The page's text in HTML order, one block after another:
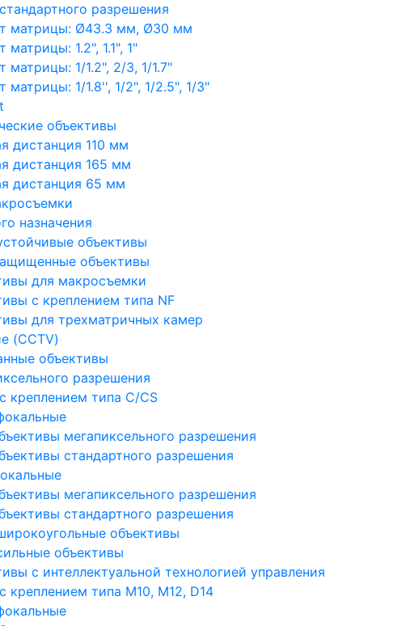
разрешения
матрицы: Ø43.3 мм, Ø30 мм
матрицы: 1.2", 1.1", 1"
матрицы: 1/1.2", 2/3, 1/1.7"
матрицы: 1/1.8'', 1/2", 1/2.5", 1/3"
объективы
дистанция 110 мм
дистанция 165 мм
дистанция 65 мм
назначения
объективы
объективы
для макросъемки
с креплением типа NF
для трехматричных камер
(CCTV)
объективы
разрешения
креплением типа C/CS
мегапиксельного разрешения
стандартного разрешения
мегапиксельного разрешения
стандартного разрешения
объективы
объективы
с интеллектуальной технологией управления
креплением типа M10, M12, D14